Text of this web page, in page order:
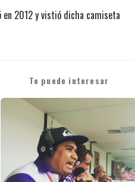
en 2012 y vistió dicha camiseta
Te puede interesar